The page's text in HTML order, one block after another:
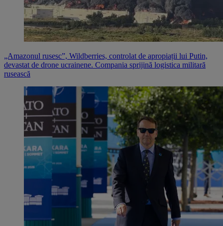
„Amazonul rusesc”, Wildberries, controlat de apropiații lui Putin,
devastat de drone ucrainene. Compania sprijină logistica militară
rusească